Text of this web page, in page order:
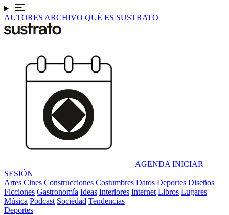
AUTORES ARCHIVO QUÉ ES SUSTRATO
AGENDA INICIAR
SESIÓN
Artes Cines Construcciones Costumbres Datos Deportes Diseños
Ficciones Gastronomía Ideas Interiores Internet Libros Lugares
Música Podcast Sociedad Tendencias
Deportes